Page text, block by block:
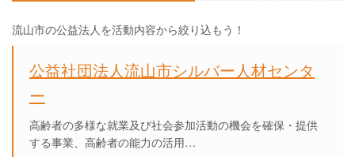
流山市の公益法人を活動内容から絞り込もう！
公益社団法人流山市シルバー人材センタ
ー
高齢者の多様な就業及び社会参加活動の機会を確保・提供
する事業、高齢者の能力の活用…